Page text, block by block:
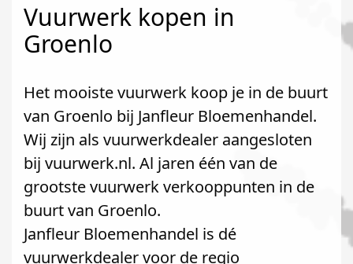
Vuurwerk kopen in
Groenlo
Het mooiste vuurwerk koop je in de buurt
van Groenlo bij Janfleur Bloemenhandel.
Wij zijn als vuurwerkdealer aangesloten
bij vuurwerk.nl. Al jaren één van de
grootste vuurwerk verkooppunten in de
buurt van Groenlo.
Janfleur Bloemenhandel is dé
vuurwerkdealer voor de regio